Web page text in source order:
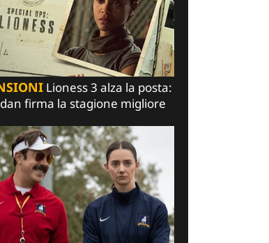
Lioness 3 alza la posta:
firma la stagione migliore